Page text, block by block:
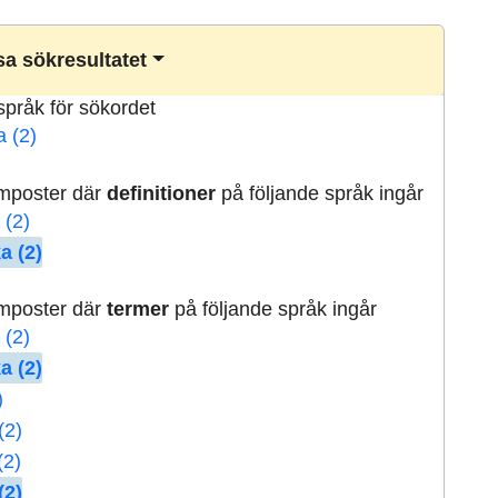
sökresultatet
för sökordet
(2)
därdefinitioner på följande språk ingår
(2)
(2)
därtermer på följande språk ingår
(2)
(2)